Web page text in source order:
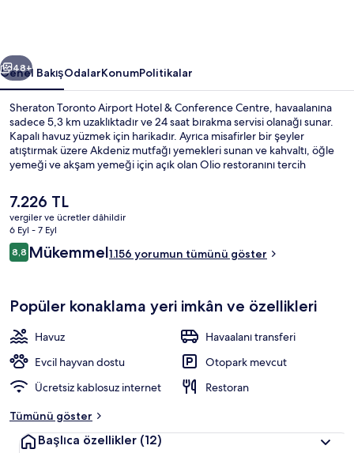
fotoğraf
galerisi
Sonraki
48+
Genel BakışOdalarKonumPolitikalar
Sheraton Toronto Airport Hotel & Conference Centre, havaalanına
sadece 5,3 km uzaklıktadır ve 24 saat bırakma servisi olanağı sunar.
Kapalı havuz yüzmek için harikadır. Ayrıca misafirler bir şeyler
atıştırmak üzere Akdeniz mutfağı yemekleri sunan ve kahvaltı, öğle
yemeği ve akşam yemeği için açık olan Olio restoranını tercih
salonu diğer öne çıkan özellikler arasındadır. Yardıma hazır personel
ve havaalanına yakın konum misafirlerden iyi puan alıyor.
Şu
anki
fiyat
7.226 TL
7.226 TL
vergiler ve ücretler dâhildir
6 Eyl - 7 Eyl
Yorumlar
8,88,8/10
Mükemmel1.156 yorumun tümünü göster
Popüler konaklama yeri imkân ve özellikleri
Havuz
Havaalanı transferi
Evcil hayvan dostu
Otopark mevcut
Ücretsiz kablosuz internet
Restoran
Tümünü göster
Başlıca özellikler (12)